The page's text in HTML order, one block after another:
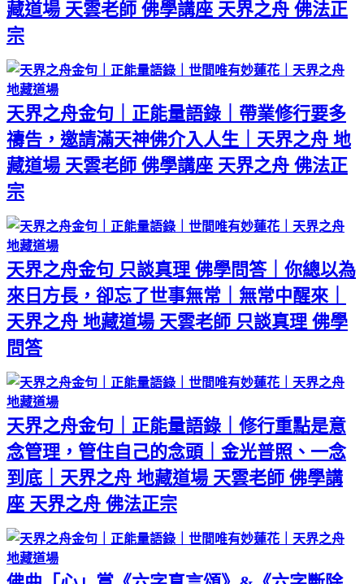
藏道場 天雲老師 佛學講座 天界之舟 佛法正
宗
天界之舟金句｜正能量語錄｜帶業修行要多
禱告，邀請滿天神佛介入人生｜天界之舟 地
藏道場 天雲老師 佛學講座 天界之舟 佛法正
宗
天界之舟金句 只談真理 佛學問答｜你總以為
來日方長，卻忘了世事無常｜無常中醒來｜
天界之舟 地藏道場 天雲老師 只談真理 佛學
問答
天界之舟金句｜正能量語錄｜修行重點是意
念管理，管住自己的念頭｜金光普照、一念
到底｜天界之舟 地藏道場 天雲老師 佛學講
座 天界之舟 佛法正宗